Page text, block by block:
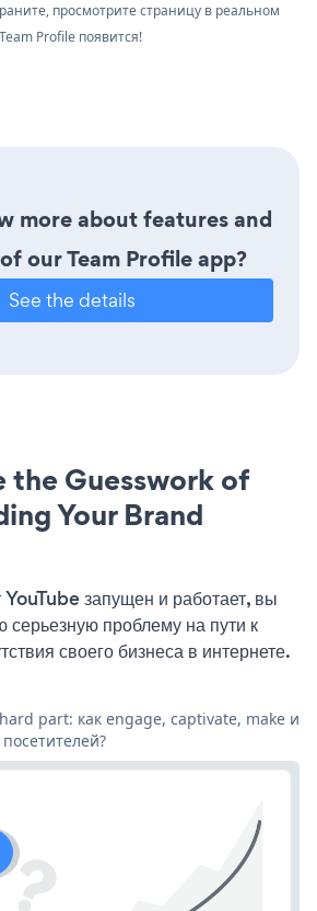
просмотрите страницу в реальном
Profile появится!
more about features and
our Team Profile app?
See the details
the Guesswork of
Your Brand
запущен и работает, вы
серьезную проблему на пути к
своего бизнеса в интернете.
part: как engage, captivate, make и